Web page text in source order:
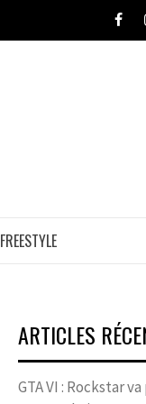
FREESTYLE
ARTICLES
GTA VI : Rockstar